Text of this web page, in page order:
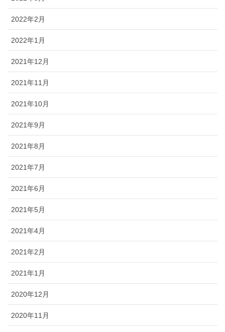
2022年2月
2022年1月
2021年12月
2021年11月
2021年10月
2021年9月
2021年8月
2021年7月
2021年6月
2021年5月
2021年4月
2021年2月
2021年1月
2020年12月
2020年11月